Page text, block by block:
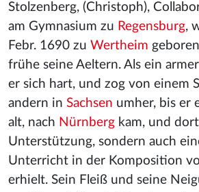
Stolzenberg, (Christoph),
am Gymnasium zu Regensburg,
Febr. 1690 zu Wertheim
frühe seine Aeltern. Als ein
er sich hart, und zog von einem
andern in Sachsen umher, bis er
alt, nach Nürnberg kam, und
Unterstützung, sondern auch
Unterricht in der Komposition
erhielt. Sein Fleiß und seine